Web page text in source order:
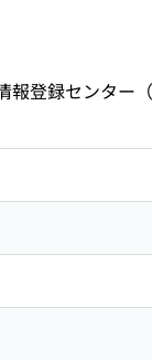
登録センター（
search